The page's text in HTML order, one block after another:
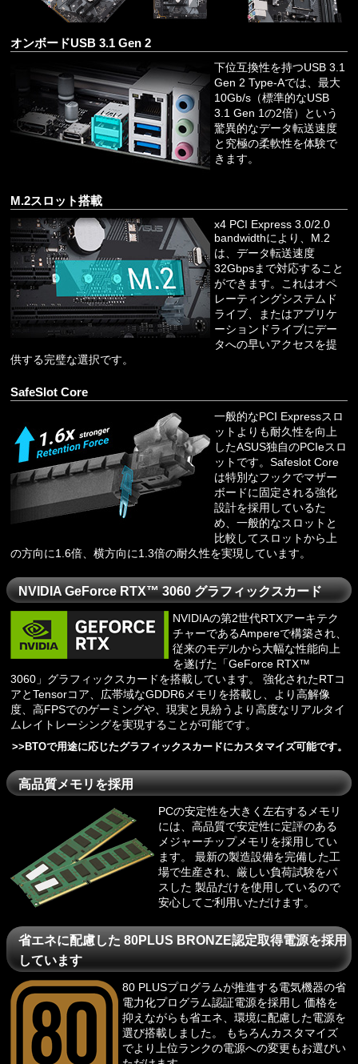
オンボードUSB 3.1 Gen 2
下位互換性を持つUSB 3.1
Gen 2 Type-Aでは、最大
10Gb/s（標準的なUSB
3.1 Gen 1の2倍）という
驚異的なデータ転送速度
と究極の柔軟性を体験で
きます。
M.2スロット搭載
x4 PCI Express 3.0/2.0
bandwidthにより、M.2
は、データ転送速度
32Gbpsまで対応すること
ができます。これはオペ
レーティングシステムド
ライブ、またはアプリケ
ーションドライブにデー
タへの早いアクセスを提
供する完璧な選択です。
SafeSlot Core
一般的なPCI Expressスロ
ットよりも耐久性を向上
したASUS独自のPCIeスロ
ットです。Safeslot Core
は特別なフックでマザー
ボードに固定される強化
設計を採用しているた
め、一般的なスロットと
比較してスロットから上
の方向に1.6倍、横方向に1.3倍の耐久性を実現しています。
NVIDIA GeForce RTX™ 3060 グラフィックスカード
NVIDIAの第2世代RTXアーキテク
チャーであるAmpereで構築され、
従来のモデルから大幅な性能向上
を遂げた「GeForce RTX™
3060」グラフィックスカードを搭載しています。 強化されたRTコ
アとTensorコア、広帯域なGDDR6メモリを搭載し、より高解像
度、高FPSでのゲーミングや、現実と見紛うより高度なリアルタイ
ムレイトレーシングを実現することが可能です。
>>BTOで用途に応じたグラフィックスカードにカスタマイズ可能です。
高品質メモリを採用
PCの安定性を大きく左右するメモリ
には、高品質で安定性に定評のある
メジャーチップメモリを採用してい
ます。 最新の製造設備を完備した工
場で生産され、厳しい負荷試験をパ
スした 製品だけを使用しているので
安心してご利用いただけます。
省エネに配慮した 80PLUS BRONZE認定取得電源を採用
しています
80 PLUSプログラムが推進する電気機器の省
電力化プログラム認証電源を採用し 価格を
抑えながらも省エネ、環境に配慮した電源を
選び搭載しました。 もちろんカスタマイズ
でより上位ランクの電源への変更もお選びい